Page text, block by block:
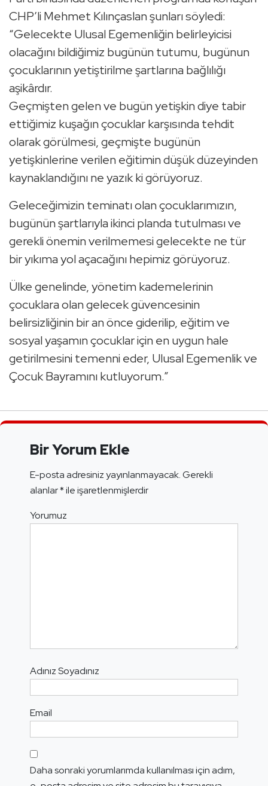
CHP’li Mehmet Kılınçaslan şunları söyledi:
“Gelecekte Ulusal Egemenliğin belirleyicisi
olacağını bildiğimiz bugünün tutumu, bugünun
çocuklarının yetiştirilme şartlarına bağlılığı
aşikârdır.
Geçmişten gelen ve bugün yetişkin diye tabir
ettiğimiz kuşağın çocuklar karşısında tehdit
olarak görülmesi, geçmişte bugünün
yetişkinlerine verilen eğitimin düşük düzeyinden
kaynaklandığını ne yazık ki görüyoruz.
Geleceğimizin teminatı olan çocuklarımızın,
bugünün şartlarıyla ikinci planda tutulması ve
gerekli önemin verilmemesi gelecekte ne tür
bir yıkıma yol açacağını hepimiz görüyoruz.
Ülke genelinde, yönetim kademelerinin
çocuklara olan gelecek güvencesinin
belirsizliğinin bir an önce giderilip, eğitim ve
sosyal yaşamın çocuklar için en uygun hale
getirilmesini temenni eder, Ulusal Egemenlik ve
Çocuk Bayramını kutluyorum.”
Bir Yorum Ekle
E-posta adresiniz yayınlanmayacak.Gerekli
alanlar*ile işaretlenmişlerdir
Yorumuz
Adınız Soyadınız
Email
Daha sonraki yorumlarımda kullanılması için adım,